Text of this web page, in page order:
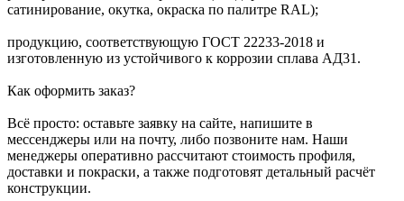
сатинирование, окутка, окраска по палитре RAL);
продукцию, соответствующую ГОСТ 22233‑2018 и
изготовленную из устойчивого к коррозии сплава АД31.
Как оформить заказ?
Всё просто: оставьте заявку на сайте, напишите в
мессенджеры или на почту, либо позвоните нам. Наши
менеджеры оперативно рассчитают стоимость профиля,
доставки и покраски, а также подготовят детальный расчёт
конструкции.